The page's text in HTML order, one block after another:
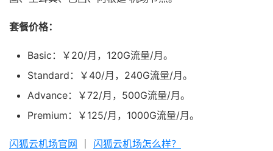
套餐价格：
Basic：￥20/月，120G流量/月。
Standard：￥40/月，240G流量/月。
Advance：￥72/月，500G流量/月。
Premium：￥125/月，1000G流量/月。
闪狐云机场官网 闪狐云机场怎么样？